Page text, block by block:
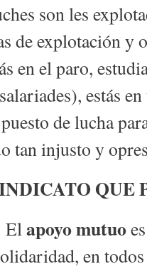
son les
de explotación
en el paro,
estás
de lucha
tan injusto y
QUE
Elapoyo mutuo
en